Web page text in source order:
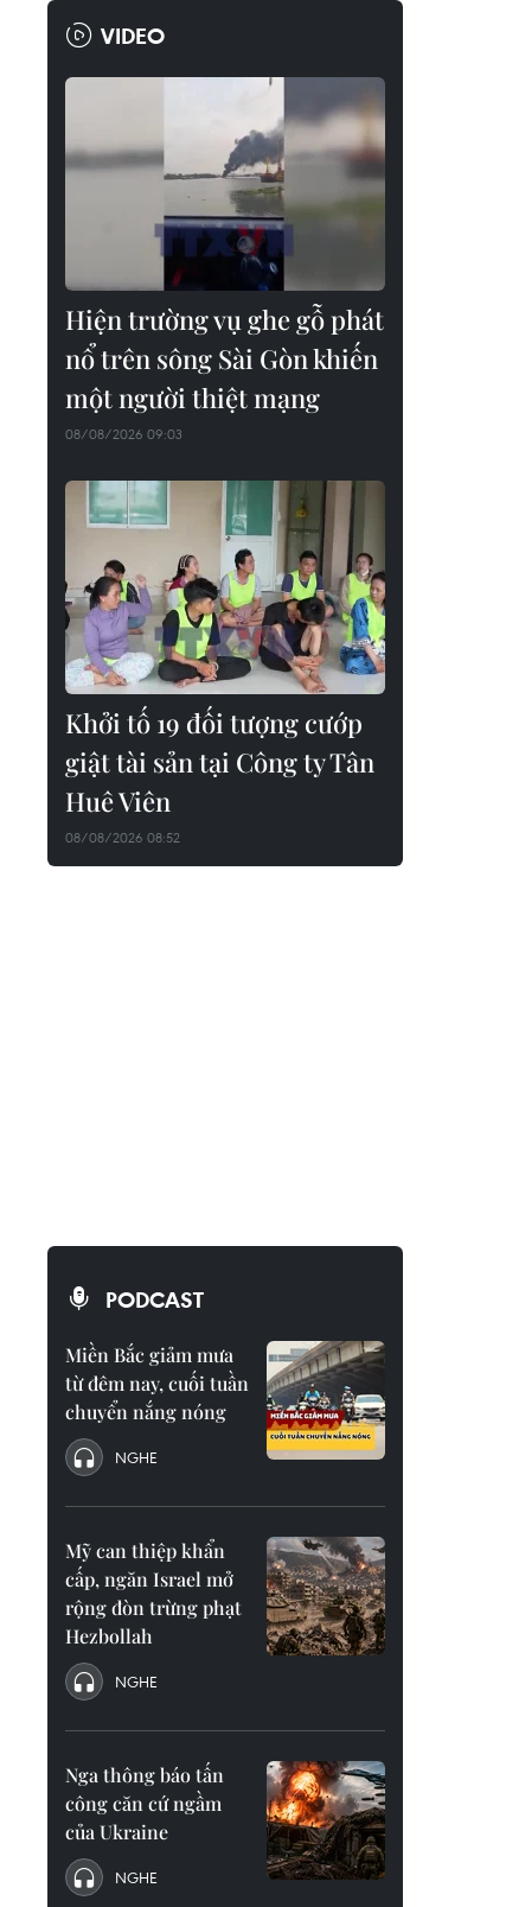
VIDEO
Hiện trường vụ ghe gỗ phát
nổ trên sông Sài Gòn khiến
một người thiệt mạng
08/08/2026 09:03
Khởi tố 19 đối tượng cướp
giật tài sản tại Công ty Tân
Huê Viên
08/08/2026 08:52
PODCAST
Miền Bắc giảm mưa
từ đêm nay, cuối tuần
chuyển nắng nóng
NGHE
Mỹ can thiệp khẩn
cấp, ngăn Israel mở
rộng đòn trừng phạt
Hezbollah
NGHE
Nga thông báo tấn
công căn cứ ngầm
của Ukraine
NGHE